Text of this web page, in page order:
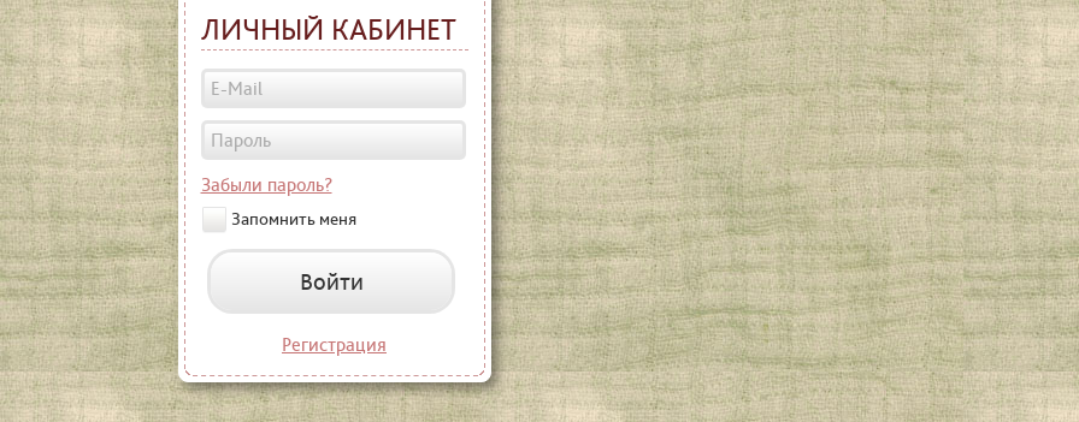
ЛИЧНЫЙ КАБИНЕТ
Забыли пароль?
Запомнить меня
Войти
Регистрация